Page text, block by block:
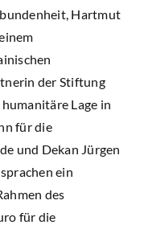
Hartmut
der Stiftung
Lage in
für die
und Dekan Jürgen
ein
des
für die